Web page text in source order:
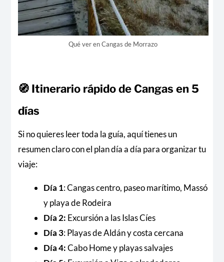
Qué ver en Cangas de Morrazo
🧭 Itinerario rápido de Cangas en 5
días
Si no quieres leer toda la guía, aquí tienes un
resumen claro con el plan día a día para organizar tu
viaje:
Día 1: Cangas centro, paseo marítimo, Massó
y playa de Rodeira
Día 2: Excursión a las Islas Cíes
Día 3: Playas de Aldán y costa cercana
Día 4:Cabo Home y playas salvajes